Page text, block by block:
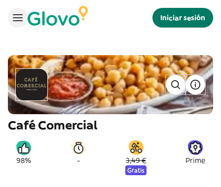
Iniciar sesión
Café Comercial
98% - 3,49 €
Gratis
Prime